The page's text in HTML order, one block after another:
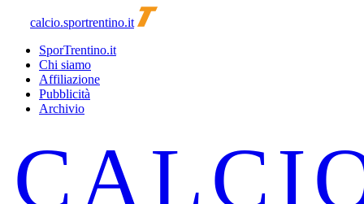
calcio.sportrentino.it
SporTrentino.it
Chi siamo
Affiliazione
Pubblicità
Archivio